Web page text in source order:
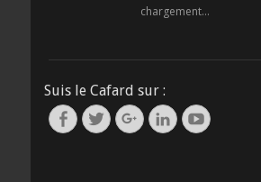
chargement…
Suis le Cafard sur :
Facebook
TwitterGoogleplus
LinkedinYouTube